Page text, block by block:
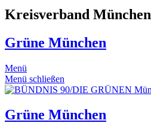
Kreisverband München
Grüne München
Menü
Menü schließen
Grüne München